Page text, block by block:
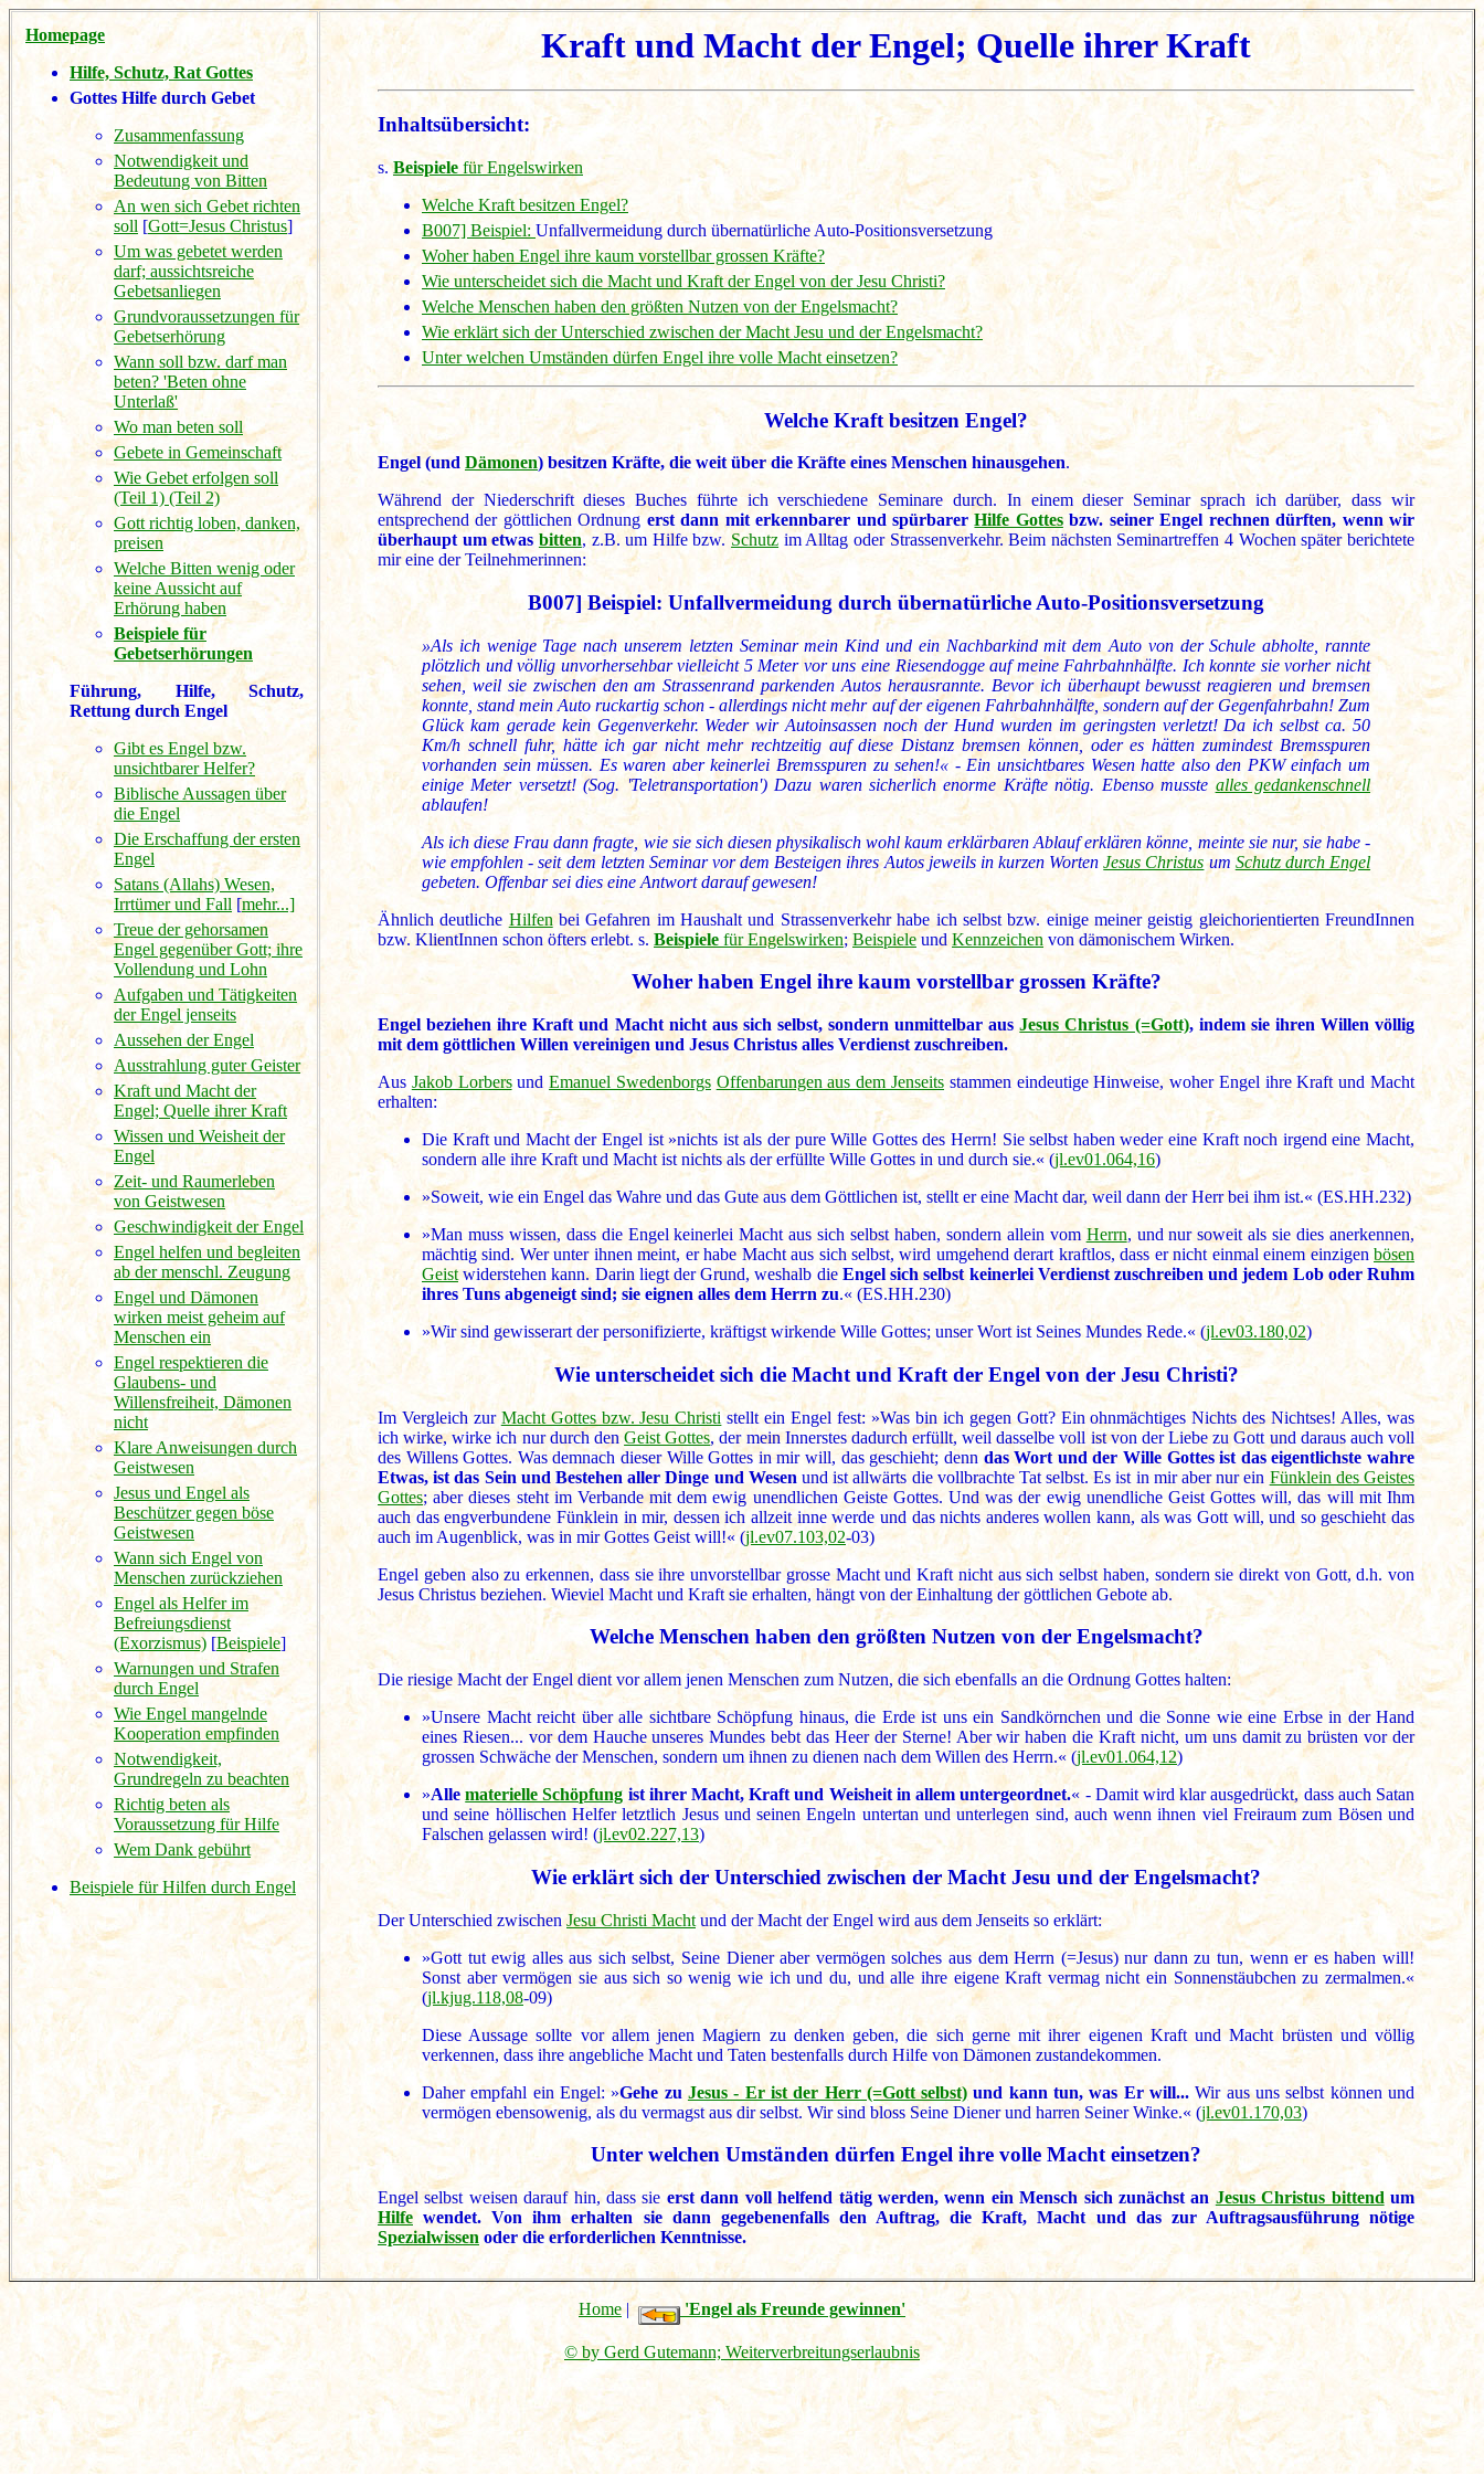
Homepage
Hilfe, Schutz, Rat Gottes
Gottes Hilfe durch Gebet
Zusammenfassung
Notwendigkeit und
Bedeutung von Bitten
An wen sich Gebet richten
soll [Gott=Jesus Christus]
Um was gebetet werden
darf; aussichtsreiche
Gebetsanliegen
Grundvoraussetzungen für
Gebetserhörung
Wann soll bzw. darf man
beten? 'Beten ohne
Unterlaß'
Wo man beten soll
Gebete in Gemeinschaft
Wie Gebet erfolgen soll
(Teil 1) (Teil 2)
Gott richtig loben, danken,
preisen
Welche Bitten wenig oder
keine Aussicht auf
Erhörung haben
Beispiele für
Gebetserhörungen
Führung, Hilfe, Schutz,
Rettung durch Engel
Gibt es Engel bzw.
unsichtbarer Helfer?
Biblische Aussagen über
die Engel
Die Erschaffung der ersten
Engel
Satans (Allahs) Wesen,
Irrtümer und Fall [mehr...]
Treue der gehorsamen
Engel gegenüber Gott; ihre
Vollendung und Lohn
Aufgaben und Tätigkeiten
der Engel jenseits
Aussehen der Engel
Ausstrahlung guter Geister
Kraft und Macht der
Engel; Quelle ihrer Kraft
Wissen und Weisheit der
Engel
Zeit- und Raumerleben
von Geistwesen
Geschwindigkeit der Engel
Engel helfen und begleiten
ab der menschl. Zeugung
Engel und Dämonen
wirken meist geheim auf
Menschen ein
Engel respektieren die
Glaubens- und
Willensfreiheit, Dämonen
nicht
Klare Anweisungen durch
Geistwesen
Jesus und Engel als
Beschützer gegen böse
Geistwesen
Wann sich Engel von
Menschen zurückziehen
Engel als Helfer im
Befreiungsdienst
(Exorzismus) [Beispiele]
Warnungen und Strafen
durch Engel
Wie Engel mangelnde
Kooperation empfinden
Notwendigkeit,
Grundregeln zu beachten
Richtig beten als
Voraussetzung für Hilfe
Wem Dank gebührt
Beispiele für Hilfen durch Engel
Kraft und Macht der Engel; Quelle ihrer Kraft
Inhaltsübersicht:
s.Beispiele für Engelswirken
Welche Kraft besitzen Engel?
B007] Beispiel: Unfallvermeidung durch übernatürliche Auto-Positionsversetzung
Woher haben Engel ihre kaum vorstellbar grossen Kräfte?
Wie unterscheidet sich die Macht und Kraft der Engel von der Jesu Christi?
Welche Menschen haben den größten Nutzen von der Engelsmacht?
Wie erklärt sich der Unterschied zwischen der Macht Jesu und der Engelsmacht?
Unter welchen Umständen dürfen Engel ihre volle Macht einsetzen?
Welche Kraft besitzen Engel?
Engel (und Dämonen) besitzen Kräfte, die weit über die Kräfte eines Menschen hinausgehen.
Während der Niederschrift dieses Buches führte ich verschiedene Seminare durch. In einem dieser Seminar sprach ich darüber, dass wir
entsprechend der göttlichen Ordnungerst dann mit erkennbarer und spürbarerHilfe Gottesbzw. seiner Engel rechnen dürften, wenn wir
überhaupt um etwas bitten, z.B. um Hilfe bzw. Schutz im Alltag oder Strassenverkehr. Beim nächsten Seminartreffen 4 Wochen später berichtete
mir eine der Teilnehmerinnen:
B007] Beispiel: Unfallvermeidung durch übernatürliche Auto-Positionsversetzung
»Als ich wenige Tage nach unserem letzten Seminar mein Kind und ein Nachbarkind mit dem Auto von der Schule abholte, rannte
plötzlich und völlig unvorhersehbar vielleicht 5 Meter vor uns eine Riesendogge auf meine Fahrbahnhälfte. Ich konnte sie vorher nicht
sehen, weil sie zwischen den am Strassenrand parkenden Autos herausrannte. Bevor ich überhaupt bewusst reagieren und bremsen
konnte, stand mein Auto ruckartig schon - allerdings nicht mehr auf der eigenen Fahrbahnhälfte, sondern auf der Gegenfahrbahn! Zum
Glück kam gerade kein Gegenverkehr. Weder wir Autoinsassen noch der Hund wurden im geringsten verletzt! Da ich selbst ca. 50
Km/h schnell fuhr, hätte ich gar nicht mehr rechtzeitig auf diese Distanz bremsen können, oder es hätten zumindest Bremsspuren
vorhanden sein müssen. Es waren aber keinerlei Bremsspuren zu sehen!« - Ein unsichtbares Wesen hatte also den PKW einfach um
einige Meter versetzt! (Sog. 'Teletransportation') Dazu waren sicherlich enorme Kräfte nötig. Ebenso musste alles gedankenschnell
ablaufen!
Als ich diese Frau dann fragte, wie sie sich diesen physikalisch wohl kaum erklärbaren Ablauf erklären könne, meinte sie nur, sie habe -
wie empfohlen - seit dem letzten Seminar vor dem Besteigen ihres Autos jeweils in kurzen WortenJesus Christusum Schutz durch Engel
gebeten. Offenbar sei dies eine Antwort darauf gewesen!
Ähnlich deutliche Hilfen bei Gefahren im Haushalt und Strassenverkehr habe ich selbst bzw. einige meiner geistig gleichorientierten FreundInnen
bzw. KlientInnen schon öfters erlebt. s. Beispiele für Engelswirken; BeispieleundKennzeichen von dämonischem Wirken.
Woher haben Engel ihre kaum vorstellbar grossen Kräfte?
Engel beziehen ihre Kraft und Macht nicht aus sich selbst, sondern unmittelbar ausJesus Christus (=Gott), indem sie ihren Willen völlig
mit dem göttlichen Willen vereinigen und Jesus Christus alles Verdienst zuschreiben.
Aus Jakob LorbersundEmanuel Swedenborgs Offenbarungen aus dem Jenseits stammen eindeutige Hinweise, woher Engel ihre Kraft und Macht
erhalten:
Die Kraft und Macht der Engel ist »nichts ist als der pure Wille Gottes des Herrn! Sie selbst haben weder eine Kraft noch irgend eine Macht,
sondern alle ihre Kraft und Macht ist nichts als der erfüllte Wille Gottes in und durch sie.« (jl.ev01.064,16)
»Soweit, wie ein Engel das Wahre und das Gute aus dem Göttlichen ist, stellt er eine Macht dar, weil dann der Herr bei ihm ist.« (ES.HH.232)
»Man muss wissen, dass die Engel keinerlei Macht aus sich selbst haben, sondern allein vom Herrn, und nur soweit als sie dies anerkennen,
mächtig sind. Wer unter ihnen meint, er habe Macht aus sich selbst, wird umgehend derart kraftlos, dass er nicht einmal einem einzigen bösen
Geistwiderstehen kann. Darin liegt der Grund, weshalb dieEngel sich selbst keinerlei Verdienst zuschreiben und jedem Lob oder Ruhm
ihres Tuns abgeneigt sind; sie eignen alles dem Herrn zu.« (ES.HH.230)
»Wir sind gewisserart der personifizierte, kräftigst wirkende Wille Gottes; unser Wort ist Seines Mundes Rede.« (jl.ev03.180,02)
Wie unterscheidet sich die Macht und Kraft der Engel von der Jesu Christi?
Im Vergleich zur Macht Gottes bzw. Jesu Christistellt ein Engel fest: »Was bin ich gegen Gott? Ein ohnmächtiges Nichts des Nichtses! Alles, was
ich wirke, wirke ich nur durch denGeist Gottes, der mein Innerstes dadurch erfüllt, weil dasselbe voll ist von der Liebe zu Gott und daraus auch voll
des Willens Gottes. Was demnach dieser Wille Gottes in mir will, das geschieht; denn das Wort und der Wille Gottes ist das eigentlichste wahre
Etwas, ist das Sein und Bestehen aller Dinge und Wesen und ist allwärts die vollbrachte Tat selbst. Es ist in mir aber nur ein Fünklein des Geistes
Gottes; aber dieses steht im Verbande mit dem ewig unendlichen Geiste Gottes. Und was der ewig unendliche Geist Gottes will, das will mit Ihm
auch das engverbundene Fünklein in mir, dessen ich allzeit inne werde und das nichts anderes wollen kann, als was Gott will, und so geschieht das
auch im Augenblick, was in mir Gottes Geist will!« (jl.ev07.103,02-03)
Engel geben also zu erkennen, dass sie ihre unvorstellbar grosse Macht und Kraft nicht aus sich selbst haben, sondern sie direkt von Gott, d.h. von
Jesus Christus beziehen. Wieviel Macht und Kraft sie erhalten, hängt von der Einhaltung der göttlichen Gebote ab.
Welche Menschen haben den größten Nutzen von der Engelsmacht?
Die riesige Macht der Engel dient vor allem jenen Menschen zum Nutzen, die sich ebenfalls an die Ordnung Gottes halten:
»Unsere Macht reicht über alle sichtbare Schöpfung hinaus, die Erde ist uns ein Sandkörnchen und die Sonne wie eine Erbse in der Hand
eines Riesen... vor dem Hauche unseres Mundes bebt das Heer der Sterne! Aber wir haben die Kraft nicht, um uns damit zu brüsten vor der
grossen Schwäche der Menschen, sondern um ihnen zu dienen nach dem Willen des Herrn.« (jl.ev01.064,12)
»Allematerielle Schöpfung ist ihrer Macht, Kraft und Weisheit in allem untergeordnet.« - Damit wird klar ausgedrückt, dass auch Satan
und seine höllischen Helfer letztlich Jesus und seinen Engeln untertan und unterlegen sind, auch wenn ihnen viel Freiraum zum Bösen und
Falschen gelassen wird! (jl.ev02.227,13)
Wie erklärt sich der Unterschied zwischen der Macht Jesu und der Engelsmacht?
Der Unterschied zwischenJesu Christi Machtund der Macht der Engel wird aus dem Jenseits so erklärt:
»Gott tut ewig alles aus sich selbst, Seine Diener aber vermögen solches aus dem Herrn (=Jesus) nur dann zu tun, wenn er es haben will!
Sonst aber vermögen sie aus sich so wenig wie ich und du, und alle ihre eigene Kraft vermag nicht ein Sonnenstäubchen zu zermalmen.«
(jl.kjug.118,08-09)
Diese Aussage sollte vor allem jenen Magiern zu denken geben, die sich gerne mit ihrer eigenen Kraft und Macht brüsten und völlig
verkennen, dass ihre angebliche Macht und Taten bestenfalls durch Hilfe von Dämonen zustandekommen.
Daher empfahl ein Engel: »Gehe zu Jesus - Er ist der Herr (=Gott selbst) und kann tun, was Er will... Wir aus uns selbst können und
vermögen ebensowenig, als du vermagst aus dir selbst. Wir sind bloss Seine Diener und harren Seiner Winke.« (jl.ev01.170,03)
Unter welchen Umständen dürfen Engel ihre volle Macht einsetzen?
Engel selbst weisen darauf hin, dass sie erst dann voll helfend tätig werden, wenn ein Mensch sich zunächst anJesus Christus bittend um
Hilfe wendet. Von ihm erhalten sie dann gegebenenfalls den Auftrag, die Kraft, Macht und das zur Auftragsausführung nötige
Spezialwissen oder die erforderlichen Kenntnisse.
Home| 'Engel als Freunde gewinnen'
© by Gerd Gutemann; Weiterverbreitungserlaubnis